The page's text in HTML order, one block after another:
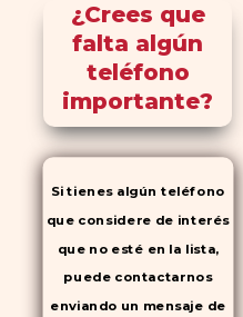
¿Crees que
falta algún
teléfono
importante?
Si tienes algún teléfono
que considere de interés
que no esté en la lista,
puede contactarnos
enviando un mensaje de